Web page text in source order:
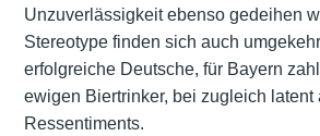
Unzuverlässigkeit ebenso gedeihen
Stereotype finden sich auch
erfolgreiche Deutsche, für Bayern
ewigen Biertrinker, bei zugleich latent
Ressentiments.